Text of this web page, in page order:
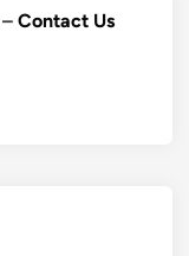
– Contact Us